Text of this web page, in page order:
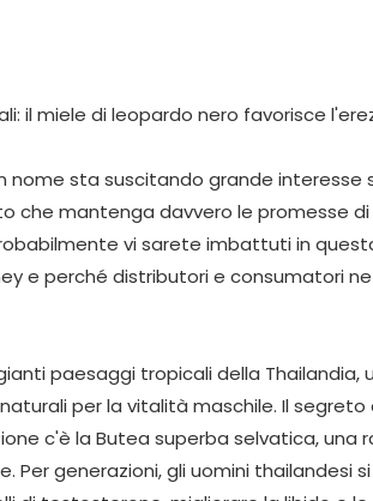
sta suscitando grande interesse
che mantenga davvero le promesse
vi sarete imbattuti in
e perché distributori e consumatori
paesaggi tropicali della Thailandia,
per la vitalità maschile. Il
c'è la Butea superba selvatica, una
generazioni, gli uomini thailandesi